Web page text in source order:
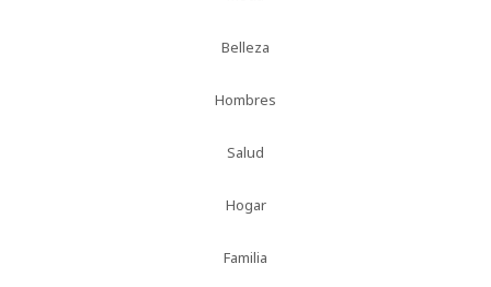
Belleza
Hombres
Salud
Hogar
Familia